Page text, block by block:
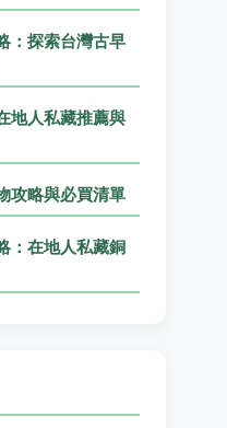
：探索台灣古早
地人私藏推薦與
攻略與必買清單
：在地人私藏銅